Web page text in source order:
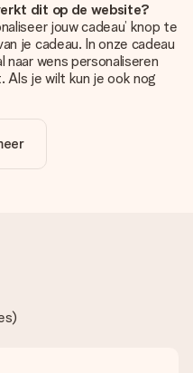
dit op de website?
jouw cadeau’ knop te
je cadeau. In onze cadeau
wens personaliseren
je wilt kun je ook nog
is inclusief de
over de kwaliteit van je
klantenservice en stuur
wilt bestellen. Zij kunnen
)